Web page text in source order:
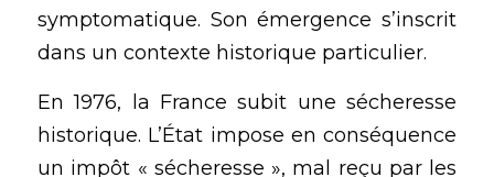
symptomatique. Son émergence s’inscrit
dans un contexte historique particulier.
En 1976, la France subit une sécheresse
historique. L’État impose en conséquence
un impôt « sécheresse », mal reçu par les